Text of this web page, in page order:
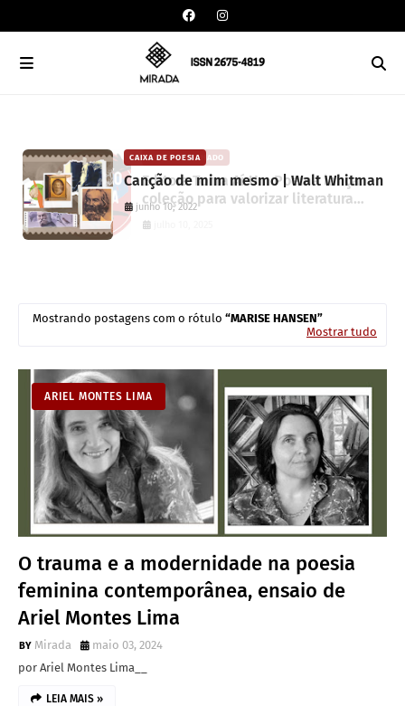
CARLOS MACHADO
Editora Toma Aí Um Poema lança
coleção para valorizar literatura
paranaense
CAIXA DE POESIA
Canção de mim mesmo | Walt Whitman
junho 10, 2022
Mostrando postagens com o rótulo
MARISE HANSEN
Mostrar tudo
ARIEL MONTES LIMA
O trauma e a modernidade na poesia
feminina contemporânea, ensaio de
Ariel Montes Lima
Mirada
maio 03, 2024
por Ariel Montes Lima__
LEIA MAIS »